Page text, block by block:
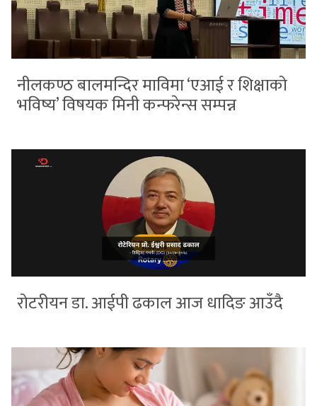
नीलकण्ठ बालमन्दिर माविमा ‘एआई र शिक्षाको
भविष्य’ विषयक मिनी कन्फरेन्स सम्पन्न
रोटरीयन डा. आईपी ढकाल आज धादिङ आउँदै